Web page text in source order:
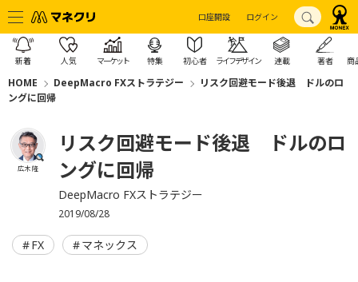
口座開設 ログイン
新着 人気 マーケット 特集 初心者 ライフデザイン 連載 著者 商
HOME DeepMacro FXストラテジー
リスク回避モード後退 ドルのロ
ングに回帰
広木 隆
リスク回避モード後退 ドルのロ
ングに回帰
DeepMacro FXストラテジー
2019/08/28
FX マネックス